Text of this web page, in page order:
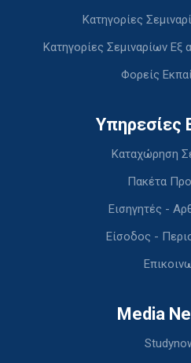
Κατηγορίες
Κατηγορίες Σεμιναρίων
Φορείς
Υπηρεσίες
Καταχώρηση
Πακέτα
Εισηγητές -
Είσοδος -
Media